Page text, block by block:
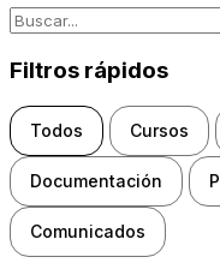
Filtros rápidos
Todos Cursos
Documentación
Comunicados